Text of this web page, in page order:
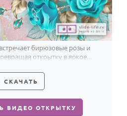
бирюзовые розы и
открытку в яркое
СКАЧАТЬ
ВИДЕО ОТКРЫТКУ